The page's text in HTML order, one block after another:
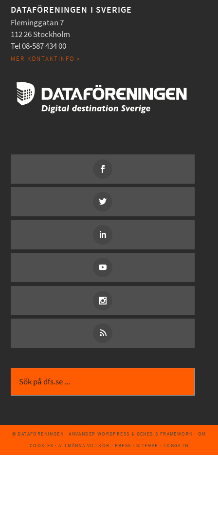
DATAFÖRENINGEN I SVERIGE
Fleminggatan 7
112 26 Stockholm
Tel 08-587 434 00
MER KONTAKTINFO »
© DATAFÖRENINGEN · ANVÄNDER WORDPRESS & GENESIS FRAMEWORK · OM
COOKIES · ALLMÄNNA VILLKOR · PRESS · SITEMAP · LOGGA IN